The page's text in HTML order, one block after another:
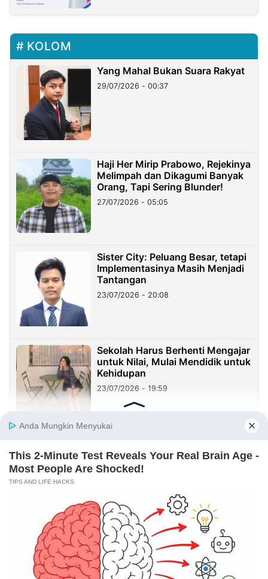
KOLOM
Yang Mahal Bukan Suara Rakyat
29/07/2026 - 00:37
Haji Her Mirip Prabowo, Rejekinya
Melimpah dan Dikagumi Banyak
Orang, Tapi Sering Blunder!
27/07/2026 - 05:05
Sister City: Peluang Besar, tetapi
Implementasinya Masih Menjadi
Tantangan
23/07/2026 - 20:08
Sekolah Harus Berhenti Mengajar
untuk Nilai, Mulai Mendidik untuk
Kehidupan
23/07/2026 - 19:59
Dari Perintis Purwakarta hingga
KDM